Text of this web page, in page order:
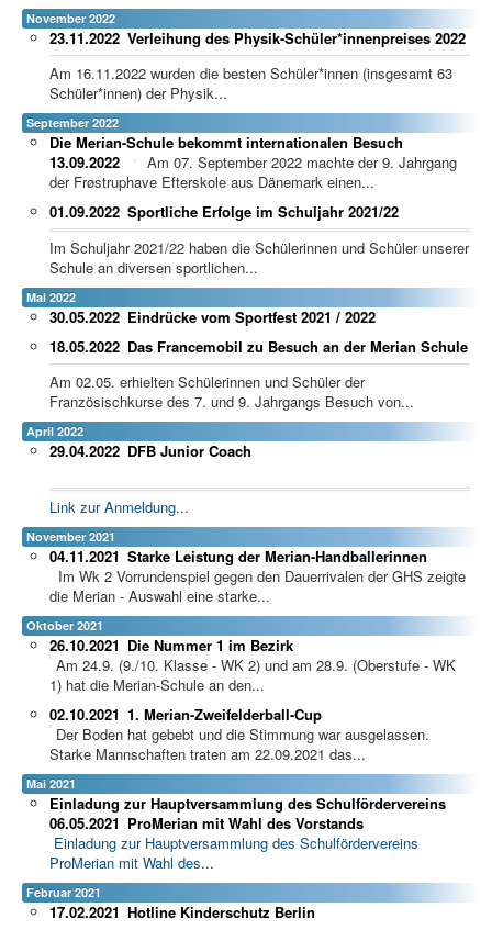
November 2022
Verleihung des Physik-Schüler*innenpreises 2022
23.11.2022
Am 16.11.2022 wurden die besten Schüler*innen (insgesamt 63
Schüler*innen) der Physik...
September 2022
Die Merian-Schule bekommt internationalen Besuch
13.09.2022
Am 07. September 2022 machte der 9. Jahrgang
der Frøstruphave Efterskole aus Dänemark einen...
Sportliche Erfolge im Schuljahr 2021/22
01.09.2022
Im Schuljahr 2021/22 haben die Schülerinnen und Schüler unserer
Schule an diversen sportlichen...
Mai 2022
Eindrücke vom Sportfest 2021 / 2022
30.05.2022
Das Francemobil zu Besuch an der Merian Schule
18.05.2022
Am 02.05. erhielten Schülerinnen und Schüler der
Französischkurse des 7. und 9. Jahrgangs Besuch von...
April 2022
DFB Junior Coach
29.04.2022
Link zur Anmeldung...
November 2021
Starke Leistung der Merian-Handballerinnen
04.11.2021
Im Wk 2 Vorrundenspiel gegen den Dauerrivalen der GHS zeigte
die Merian - Auswahl eine starke...
Oktober 2021
Die Nummer 1 im Bezirk
26.10.2021
Am 24.9. (9./10. Klasse - WK 2) und am 28.9. (Oberstufe - WK
1) hat die Merian-Schule an den...
1. Merian-Zweifelderball-Cup
02.10.2021
Der Boden hat gebebt und die Stimmung war ausgelassen.
Starke Mannschaften traten am 22.09.2021 das...
Mai 2021
Einladung zur Hauptversammlung des Schulfördervereins
ProMerian mit Wahl des Vorstands
06.05.2021
Einladung zur Hauptversammlung des Schulfördervereins
ProMerian mit Wahl des...
Februar 2021
Hotline Kinderschutz Berlin
17.02.2021